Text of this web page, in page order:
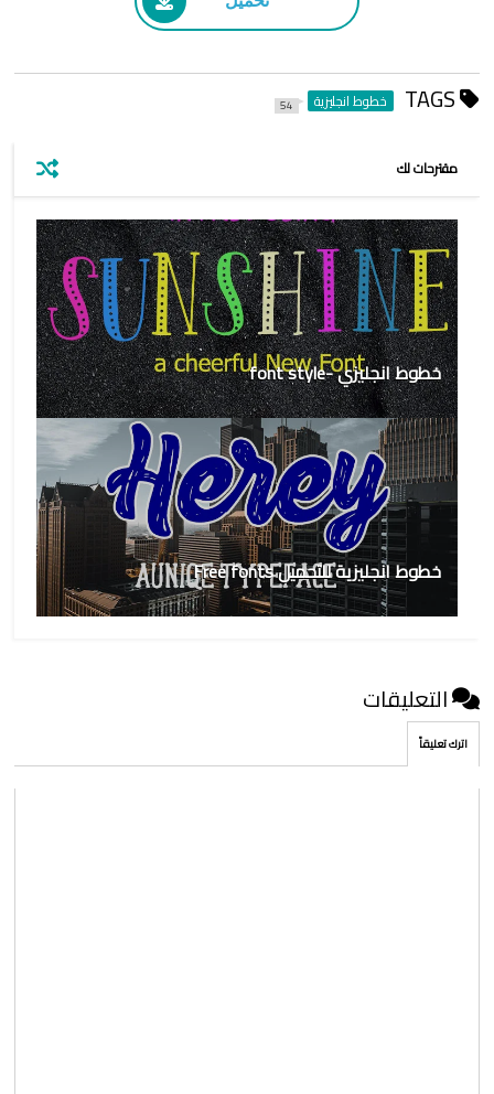
خطوط انجليزية 54
مقترحات لك
خطوط انجليزي -font style
خطوط انجليزية للتحميل Free fonts
التعليقات
اترك تعليقاً